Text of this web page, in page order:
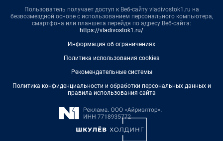
Пользователь получает доступ к Веб-сайту vladivostok1.ru на
безвозмездной основе с использованием персонального компьютера,
смартфона или планшета перейдя по адресу Веб-сайта:
https://vladivostok1.ru/
Информация об ограничениях
Политика использования cookies
Рекомендательные системы
Политика конфиденциальности и обработки персональных данных и
правила использования сайта